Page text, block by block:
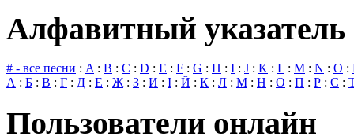
Алфавитный указатель
# - все песни : A: B : C : D : E : F : G : H : I : J : K : L : M : N : O :
А : Б : В : Г : Д : Е : Ж: З : И : І : Й : К : Л : М : Н : О : П : Р : С :
Пользователи онлайн